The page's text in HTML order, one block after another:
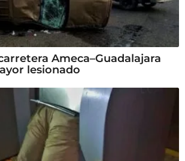
Ameca–Guadalajara
lesionado